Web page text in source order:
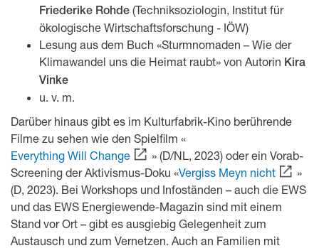
Friederike Rohde (Techniksoziologin, Institut für
ökologische Wirtschaftsforschung - IÖW)
Lesung aus dem Buch «Sturmnomaden – Wie der
Klimawandel uns die Heimat raubt» von Autorin Kira
Vinke
u. v. m.
Darüber hinaus gibt es im Kulturfabrik-Kino berührende
Filme zu sehen wie den Spielfilm «
Everything Will Change
» (D/NL, 2023) oder ein Vorab-
Screening der Aktivismus-Doku «Vergiss Meyn nicht
»
(D, 2023). Bei Workshops und Infoständen – auch die EWS
und das EWS Energiewende-Magazin sind mit einem
Stand vor Ort – gibt es ausgiebig Gelegenheit zum
Austausch und zum Vernetzen. Auch an Familien mit